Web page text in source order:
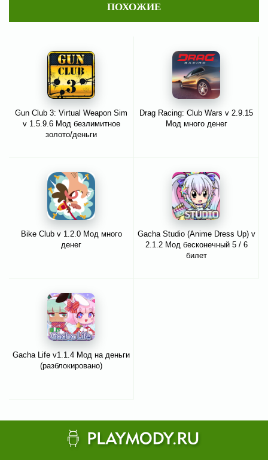
ПОХОЖИЕ
Gun Club 3: Virtual Weapon Sim
v 1.5.9.6 Мод безлимитное
золото/деньги
Drag Racing: Club Wars v 2.9.15
Мод много денег
Bike Club v 1.2.0 Мод много
денег
Gacha Studio (Anime Dress Up) v
2.1.2 Мод бесконечный 5 / 6
билет
Gacha Life v1.1.4 Мод на деньги
(разблокировано)